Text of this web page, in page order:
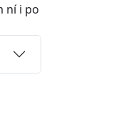
ní i po